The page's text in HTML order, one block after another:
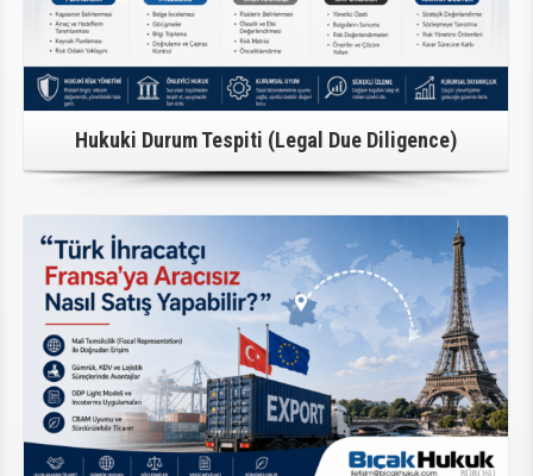
Hukuki Durum Tespiti (Legal Due Diligence)
Detaylı Bilgi